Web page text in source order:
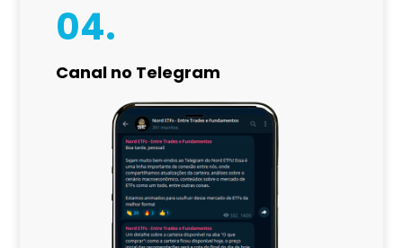
04.
Canal no Telegram